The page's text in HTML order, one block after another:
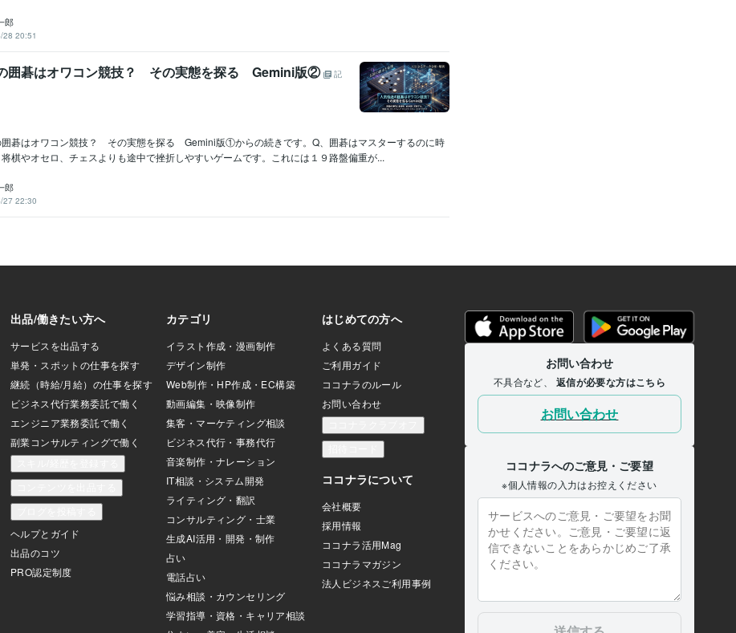
郎
28 20:51
囲碁はオワコン競技？ その実態を探る Gemini版②
記
囲碁はオワコン競技？ その実態を探る Gemini版①からの続きです。Q、囲碁はマスターするのに時
棋やオセロ、チェスよりも途中で挫折しやすいゲームです。これには１９路盤偏重が...
郎
27 22:30